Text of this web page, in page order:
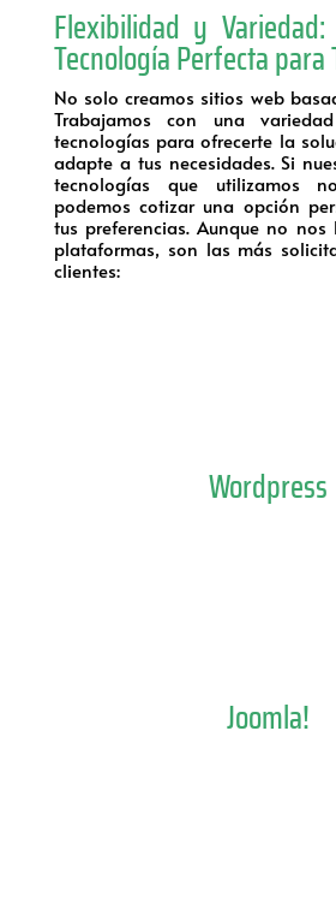
Flexibilidad y
Tecnología Perfecta para
No solo creamos sitios web
Trabajamos con una
tecnologías para ofrecerte la
adapte a tus necesidades. Si
tecnologías que utilizamos
podemos cotizar una opción
tus preferencias. Aunque no
plataformas, son las más
clientes:
Wordpress
Joomla!